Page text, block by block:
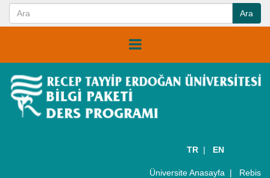
TR EN
Üniversite Anasayfa Rebis